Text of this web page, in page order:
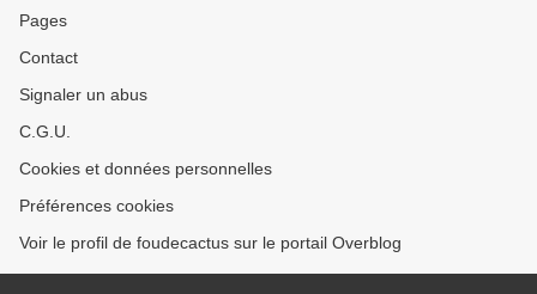
Pages
Contact
Signaler un abus
C.G.U.
Cookies et données personnelles
Préférences cookies
Voir le profil de foudecactus sur le portail Overblog